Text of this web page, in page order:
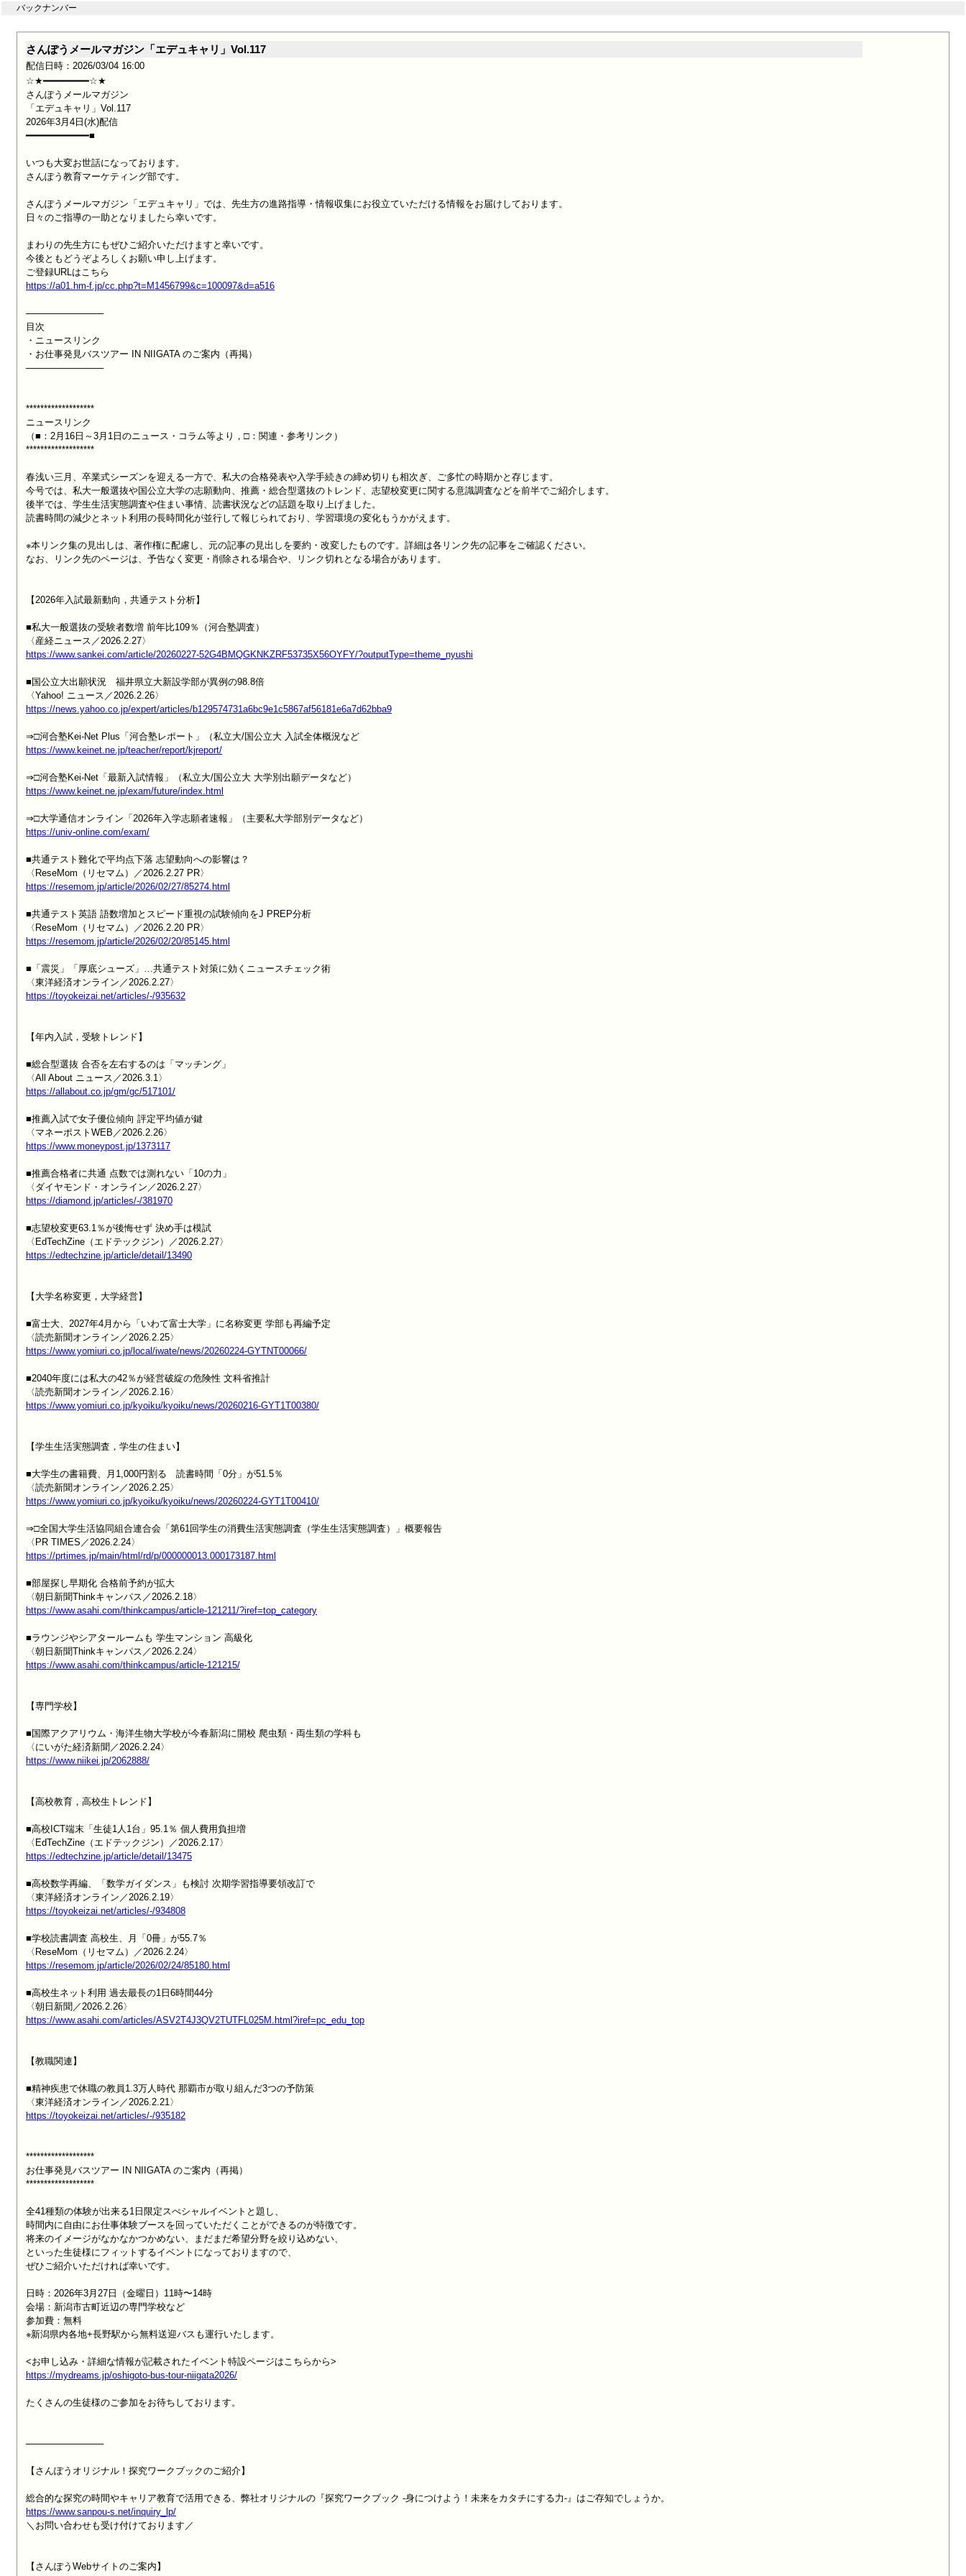
バックナンバー
さんぽうメールマガジン「エデュキャリ」Vol.117
配信日時：2026/03/04 16:00
☆★━━━━━━━━☆★
さんぽうメールマガジン
「エデュキャリ」Vol.117
2026年3月4日(水)配信
━━━━━━━━━━━■
いつも大変お世話になっております。
さんぽう教育マーケティング部です。
さんぽうメールマガジン「エデュキャリ」では、先生方の進路指導・情報収集にお役立ていただける情報をお届けしております。
日々のご指導の一助となりましたら幸いです。
まわりの先生方にもぜひご紹介いただけますと幸いです。
今後ともどうぞよろしくお願い申し上げます。
https://a01.hm-f.jp/cc.php?t=M1456799&c=100097&d=a516
────────────
目次
・ニュースリンク
・お仕事発見バスツアー IN NIIGATA のご案内（再掲）
────────────
*******************
ニュースリンク
（■：2月16日～3月1日のニュース・コラム等より，□：関連・参考リンク）
*******************
春浅い三月、卒業式シーズンを迎える一方で、私大の合格発表や入学手続きの締め切りも相次ぎ、ご多忙の時期かと存じます。
今号では、私大一般選抜や国公立大学の志願動向、推薦・総合型選抜のトレンド、志望校変更に関する意識調査などを前半でご紹介します。
後半では、学生生活実態調査や住まい事情、読書状況などの話題を取り上げました。
読書時間の減少とネット利用の長時間化が並行して報じられており、学習環境の変化もうかがえます。
※本リンク集の見出しは、著作権に配慮し、元の記事の見出しを要約・改変したものです。詳細は各リンク先の記事をご確認ください。
なお、リンク先のページは、予告なく変更・削除される場合や、リンク切れとなる場合があります。
【2026年入試最新動向，共通テスト分析】
■私大一般選抜の受験者数増 前年比109％（河合塾調査）
https://www.sankei.com/article/20260227-52G4BMQGKNKZRF53735X56OYFY/?outputType=theme_nyushi
■国公立大出願状況　福井県立大新設学部が異例の98.8倍
https://news.yahoo.co.jp/expert/articles/b129574731a6bc9e1c5867af56181e6a7d62bba9
https://www.keinet.ne.jp/teacher/report/kjreport/
https://www.keinet.ne.jp/exam/future/index.html
https://univ-online.com/exam/
■共通テスト難化で平均点下落 志望動向への影響は？
https://resemom.jp/article/2026/02/27/85274.html
■共通テスト英語 語数増加とスピード重視の試験傾向をJ PREP分析
https://resemom.jp/article/2026/02/20/85145.html
■「震災」「厚底シューズ」…共通テスト対策に効くニュースチェック術
https://toyokeizai.net/articles/-/935632
【年内入試，受験トレンド】
■総合型選抜 合否を左右するのは「マッチング」
https://allabout.co.jp/gm/gc/517101/
■推薦入試で女子優位傾向 評定平均値が鍵
https://www.moneypost.jp/1373117
■推薦合格者に共通 点数では測れない「10の力」
https://diamond.jp/articles/-/381970
■志望校変更63.1％が後悔せず 決め手は模試
https://edtechzine.jp/article/detail/13490
【大学名称変更，大学経営】
■富士大、2027年4月から「いわて富士大学」に名称変更 学部も再編予定
https://www.yomiuri.co.jp/local/iwate/news/20260224-GYTNT00066/
■2040年度には私大の42％が経営破綻の危険性 文科省推計
https://www.yomiuri.co.jp/kyoiku/kyoiku/news/20260216-GYT1T00380/
【学生生活実態調査，学生の住まい】
■大学生の書籍費、月1,000円割る　読書時間「0分」が51.5％
https://www.yomiuri.co.jp/kyoiku/kyoiku/news/20260224-GYT1T00410/
⇒□全国大学生活協同組合連合会「第61回学生の消費生活実態調査（学生生活実態調査）」概要報告
https://prtimes.jp/main/html/rd/p/000000013.000173187.html
■部屋探し早期化 合格前予約が拡大
https://www.asahi.com/thinkcampus/article-121211/?iref=top_category
■ラウンジやシアタールームも 学生マンション 高級化
https://www.asahi.com/thinkcampus/article-121215/
【専門学校】
■国際アクアリウム・海洋生物大学校が今春新潟に開校 爬虫類・両生類の学科も
https://www.niikei.jp/2062888/
【高校教育，高校生トレンド】
■高校ICT端末「生徒1人1台」95.1％ 個人費用負担増
https://edtechzine.jp/article/detail/13475
■高校数学再編、「数学ガイダンス」も検討 次期学習指導要領改訂で
https://toyokeizai.net/articles/-/934808
■学校読書調査 高校生、月「0冊」が55.7％
https://resemom.jp/article/2026/02/24/85180.html
■高校生ネット利用 過去最長の1日6時間44分
https://www.asahi.com/articles/ASV2T4J3QV2TUTFL025M.html?iref=pc_edu_top
【教職関連】
■精神疾患で休職の教員1.3万人時代 那覇市が取り組んだ3つの予防策
https://toyokeizai.net/articles/-/935182
*******************
お仕事発見バスツアー IN NIIGATA のご案内（再掲）
*******************
全41種類の体験が出来る1日限定スぺシャルイベントと題し、
時間内に自由にお仕事体験ブースを回っていただくことができるのが特徴です。
将来のイメージがなかなかつかめない、まだまだ希望分野を絞り込めない、
といった生徒様にフィットするイベントになっておりますので、
ぜひご紹介いただければ幸いです。
日時：2026年3月27日（金曜日）11時〜14時
会場：新潟市古町近辺の専門学校など
参加費：無料
※新潟県内各地+長野駅から無料送迎バスも運行いたします。
https://mydreams.jp/oshigoto-bus-tour-niigata2026/
たくさんの生徒様のご参加をお待ちしております。
────────────
【さんぽうオリジナル！探究ワークブックのご紹介】
https://www.sanpou-s.net/inquiry_lp/
＼お問い合わせも受け付けております／
【さんぽうWebサイトのご案内】